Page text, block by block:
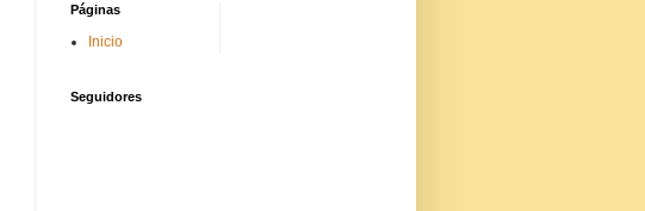
Páginas
Inicio
Seguidores